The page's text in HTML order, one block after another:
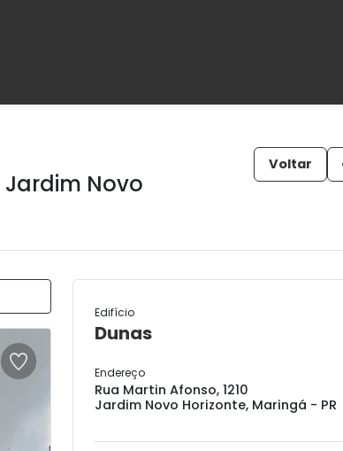
Jardim Novo
Voltar
Edifício
Dunas
Endereço
Rua Martin Afonso, 1210
Jardim Novo Horizonte, Maringá - PR